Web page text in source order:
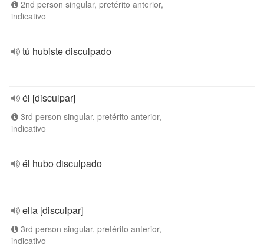
2nd person singular, pretérito anterior,
indicativo
tú hubiste disculpado
él [disculpar]
3rd person singular, pretérito anterior,
indicativo
él hubo disculpado
ella [disculpar]
3rd person singular, pretérito anterior,
indicativo